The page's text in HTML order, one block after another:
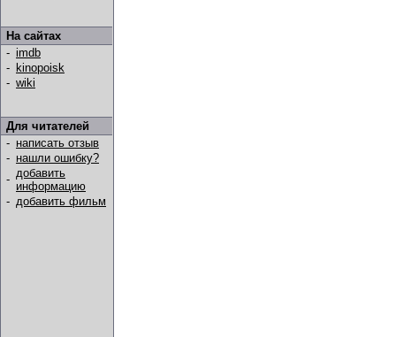
На сайтах
- imdb
- kinopoisk
- wiki
Для читателей
- написать отзыв
- нашли ошибку?
- добавить
информацию
- добавить фильм